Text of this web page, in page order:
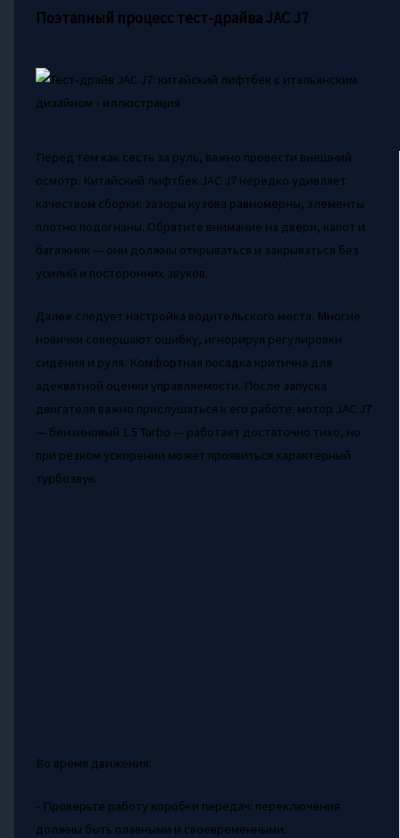
Поэтапный процесс тест-драйва JAC J7
Перед тем как сесть за руль, важно провести внешний
осмотр. Китайский лифтбек JAC J7 нередко удивляет
качеством сборки: зазоры кузова равномерны, элементы
плотно подогнаны. Обратите внимание на двери, капот и
багажник — они должны открываться и закрываться без
усилий и посторонних звуков.
Далее следует настройка водительского места. Многие
новички совершают ошибку, игнорируя регулировки
сидения и руля. Комфортная посадка критична для
адекватной оценки управляемости. После запуска
двигателя важно прислушаться к его работе: мотор JAC J7
— бензиновый 1.5 Turbo — работает достаточно тихо, но
при резком ускорении может проявиться характерный
турбозвук.
Во время движения:
- Проверьте работу коробки передач: переключения
должны быть плавными и своевременными.